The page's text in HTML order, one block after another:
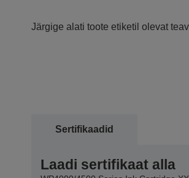
Järgige alati toote etiketil olevat
Sertifikaadid
Laadi sertifikaat alla